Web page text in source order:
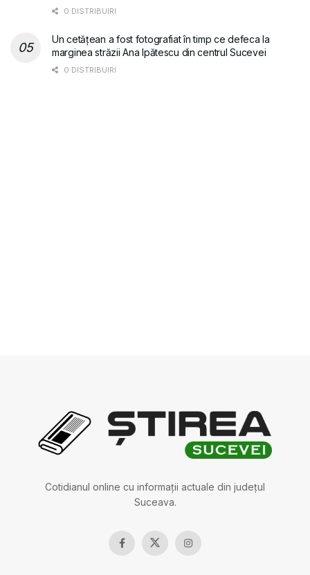
0 DISTRIBUIRI
Un cetățean a fost fotografiat în timp ce defeca la
marginea străzii Ana Ipătescu din centrul Sucevei
0 DISTRIBUIRI
Cotidianul online cu informații actuale din județul
Suceava.